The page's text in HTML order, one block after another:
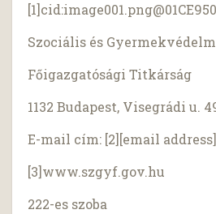
[1]cid:
Szociális és
Főigazgatósági Titkárság
1132 Budapest, Visegrádi u.
E-mail cím: [2][email address]
[3]www.szgyf.gov.hu
222-es szoba